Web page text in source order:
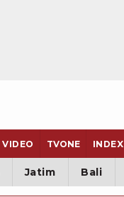
VIDEO TVONE INDEX
Jatim Bali